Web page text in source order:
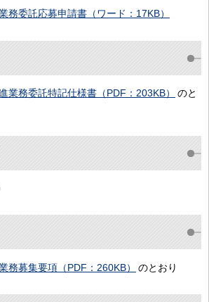
務委託応募申請書（ワード：17KB）
業務委託特記仕様書（PDF：203KB）
のと
務募集要項（PDF：260KB） のとおり